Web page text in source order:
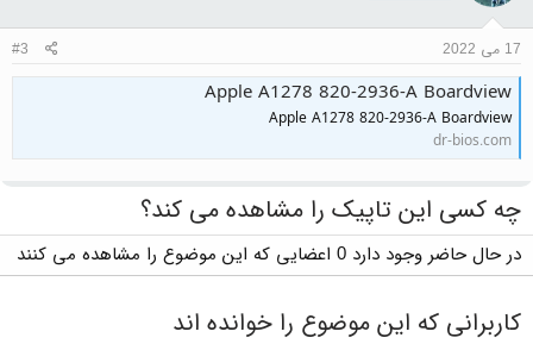
17 می 2022 #3
Apple A1278 820-2936-A Boardview
Apple A1278 820-2936-A Boardview
dr-bios.com
چه کسی این تاپیک را مشاهده می کند؟
در حال حاضر وجود دارد 0 اعضایی که این موضوع را مشاهده می کنند
کاربرانی که این موضوع را خوانده اند